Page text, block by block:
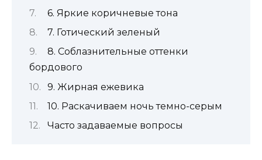
6. Яркие коричневые тона
7. Готический зеленый
8. Соблазнительные оттенки
бордового
9. Жирная ежевика
10. Раскачиваем ночь темно-серым
Часто задаваемые вопросы